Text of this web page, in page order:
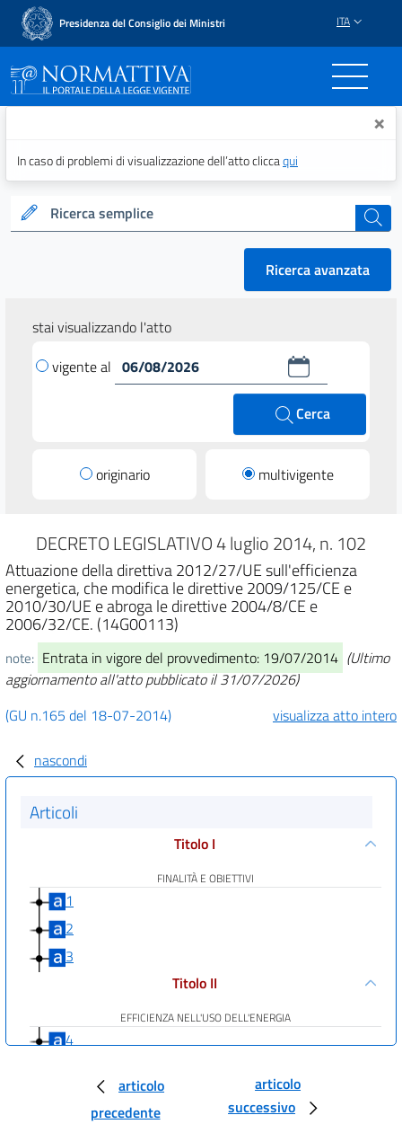
Presidenza del Consiglio dei Ministri ITA
Normattiva - Il portale ×
In caso di problemi di visualizzazione dell’atto cliccaqui
Ricerca semplice cerca
Ricerca avanzata
stai visualizzando l'atto
vigente al
Cerca
originario multivigente
DECRETO LEGISLATIVO 4 luglio 2014, n. 102
Attuazione della direttiva 2012/27/UE sull'efficienza
energetica, che modifica le direttive 2009/125/CE e
2010/30/UE e abroga le direttive 2004/8/CE e
2006/32/CE. (14G00113)
note: Entrata in vigore del provvedimento: 19/07/2014 (Ultimo
aggiornamento all'atto pubblicato il 31/07/2026)
(GU n.165 del 18-07-2014)
visualizza atto intero
nascondi
Articoli
Titolo I
FINALITÀ E OBIETTIVI
1
2
3
Titolo II
EFFICIENZA NELL'USO DELL'ENERGIA
4
articolo
precedente
articolo
successivo